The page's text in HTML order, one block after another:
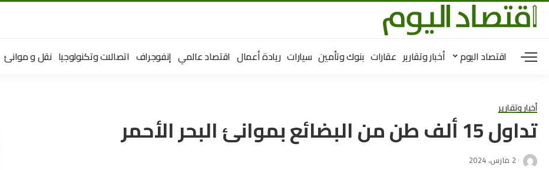
اقتصاد اليوم أخبار وتقارير عقارات بنوك وتأمين سيارات ريادة أعمال اقتصاد عالمي إنفوجراف اتصالات وتكنولوجيا نقل و موانئ
أخبار وتقارير
تداول 15 ألف طن من البضائع بموانئ البحر الأحمر
2 مارس، 2024